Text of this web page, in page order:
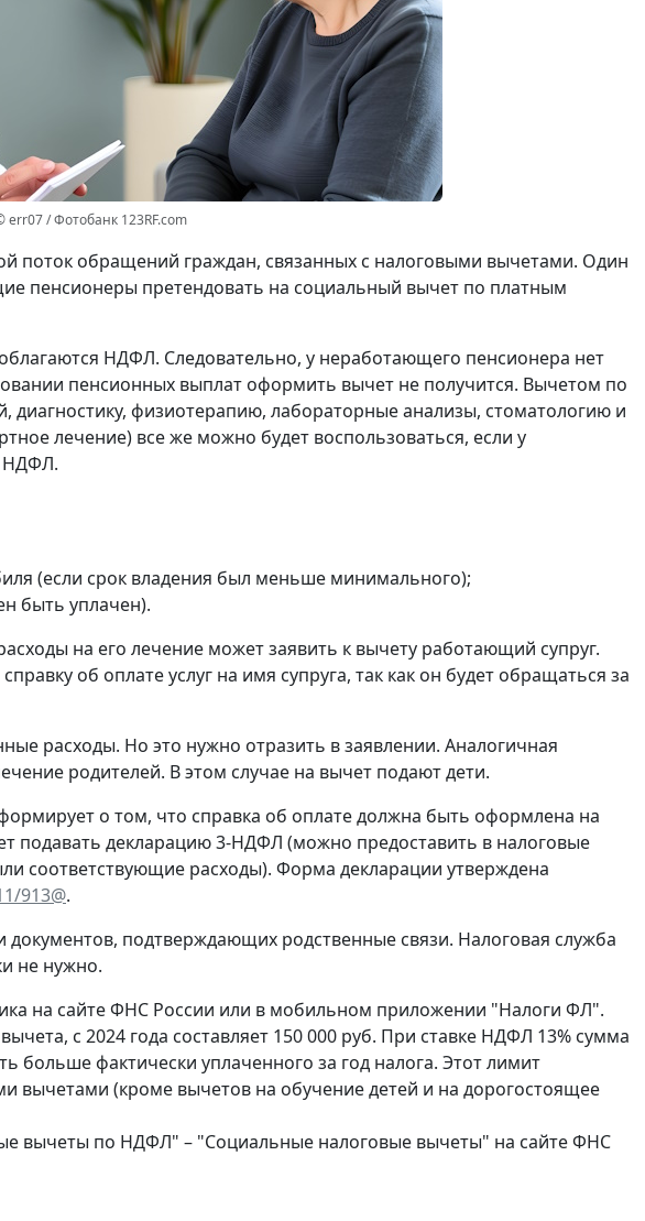
err07 / Фотобанк 123RF.com
поток обращений граждан, связанных с налоговыми вычетами. Один
пенсионеры претендовать на социальный вычет по платным
НДФЛ. Следовательно, у неработающего пенсионера нет
пенсионных выплат оформить вычет не получится. Вычетом по
диагностику, физиотерапию, лабораторные анализы, стоматологию и
лечение) все же можно будет воспользоваться, если у
НДФЛ.
(если срок владения был меньше минимального);
быть уплачен).
на его лечение может заявить к вычету работающий супруг.
об оплате услуг на имя супруга, так как он будет обращаться за
расходы. Но это нужно отразить в заявлении. Аналогичная
родителей. В этом случае на вычет подают дети.
о том, что справка об оплате должна быть оформлена на
подавать декларацию 3-НДФЛ (можно предоставить в налоговые
соответствующие расходы). Форма декларации утверждена
913@.
подтверждающих родственные связи. Налоговая служба
не нужно.
на сайте ФНС России или в мобильном приложении "Налоги ФЛ".
с 2024 года составляет 150 000 руб. При ставке НДФЛ 13% сумма
больше фактически уплаченного за год налога. Этот лимит
вычетами (кроме вычетов на обучение детей и на дорогостоящее
вычеты по НДФЛ" – "Социальные налоговые вычеты" на сайте ФНС